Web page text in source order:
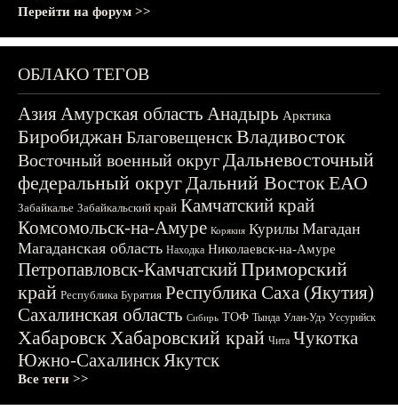
Перейти на форум >>
ОБЛАКО ТЕГОВ
АзияАмурская область Анадырь Арктика
БиробиджанБлаговещенскВладивосток
Восточный военный округДальневосточный
федеральный округДальний ВостокЕАО
Забайкалье Забайкальский край Камчатский край
Комсомольск-на-Амуре Корякия Курилы Магадан
Магаданская область Находка Николаевск-на-Амуре
Петропавловск-КамчатскийПриморский
край Республика Бурятия Республика Саха (Якутия)
Сахалинская область Сибирь ТОФ Тында Улан-Удэ Уссурийск
ХабаровскХабаровский край Чита Чукотка
Южно-СахалинскЯкутск
Все теги >>